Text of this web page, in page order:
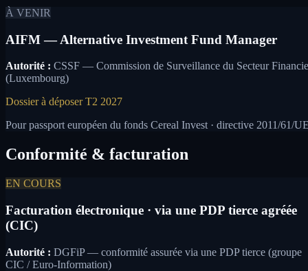
À VENIR
AIFM — Alternative Investment Fund Manager
Autorité : CSSF — Commission de Surveillance du Secteur
(Luxembourg)
Dossier à déposer T2 2027
Pour passport européen du fonds Cereal Invest · directive 2011/61/
Conformité & facturation
EN COURS
Facturation électronique · via une PDP tierce agréée
(CIC)
Autorité : DGFiP — conformité assurée via une PDP tierce (groupe
CIC / Euro-Information)